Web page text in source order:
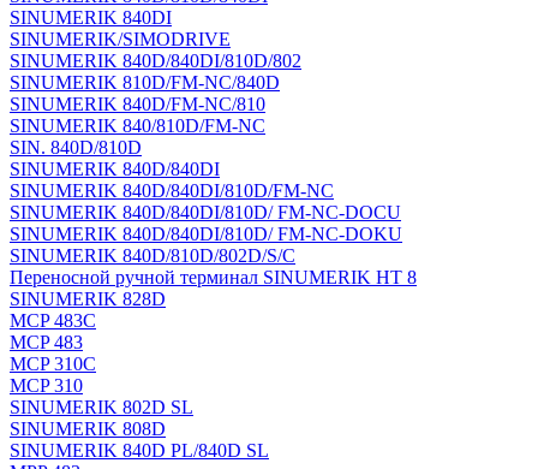
SINUMERIK 840DI
SINUMERIK/SIMODRIVE
SINUMERIK 840D/840DI/810D/802
SINUMERIK 810D/FM-NC/840D
SINUMERIK 840D/FM-NC/810
SINUMERIK 840/810D/FM-NC
SIN. 840D/810D
SINUMERIK 840D/840DI
SINUMERIK 840D/840DI/810D/FM-NC
SINUMERIK 840D/840DI/810D/ FM-NC-DOCU
SINUMERIK 840D/840DI/810D/ FM-NC-DOKU
SINUMERIK 840D/810D/802D/S/C
Переносной ручной терминал SINUMERIK HT 8
SINUMERIK 828D
MCP 483C
MCP 483
MCP 310C
MCP 310
SINUMERIK 802D SL
SINUMERIK 808D
SINUMERIK 840D PL/840D SL